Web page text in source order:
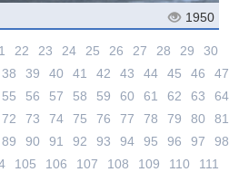
1950
22 23 24 25 26 27 28 29
30
38 39 40 41 42 43 44 45 46
47
55 56 57 58 59 60 61 62 63
64
72 73 74 75 76 77 78 79 80
81
89 90 91 92 93 94 95 96 97
98
105 106 107 108 109 110
111